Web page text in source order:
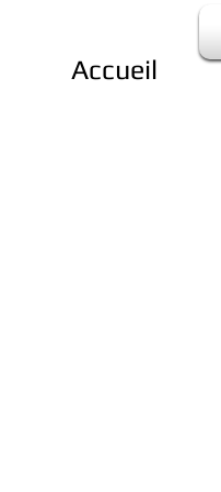
Accueil